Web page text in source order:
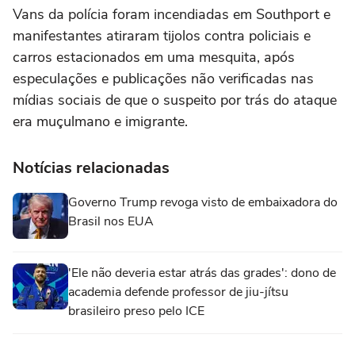
Vans da polícia foram incendiadas em Southport e
manifestantes atiraram tijolos contra policiais e
carros estacionados em uma mesquita, após
especulações e publicações não verificadas nas
mídias sociais de que o suspeito por trás do ataque
era muçulmano e imigrante.
Notícias relacionadas
Governo Trump revoga visto de embaixadora do
Brasil nos EUA
'Ele não deveria estar atrás das grades': dono de
academia defende professor de jiu-jítsu
brasileiro preso pelo ICE